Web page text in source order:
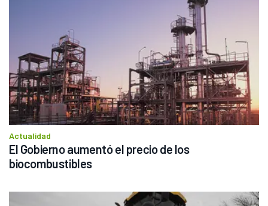
Actualidad
El Gobierno aumentó el precio de los
biocombustibles